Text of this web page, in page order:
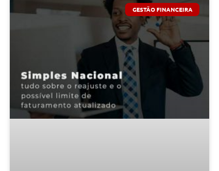
GESTÃO FINANCEIRA